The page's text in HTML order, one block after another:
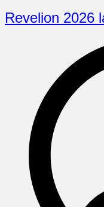
Revelion 2026